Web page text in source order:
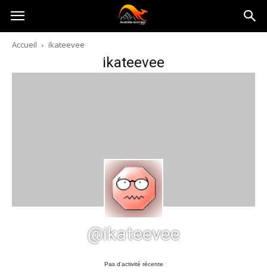
Australia-
australie.com
Accueil ikateevee
ikateevee
@ikateevee
Pas d’activité récente